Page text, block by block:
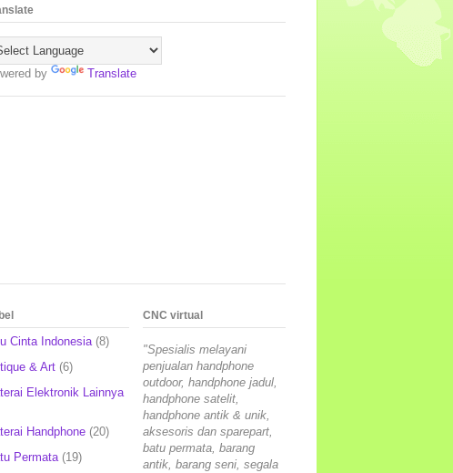
by Translate
Cinta Indonesia (8)
& Art (6)
Elektronik Lainnya
Handphone (20)
Permata (19)
CNC virtual
"Spesialis melayani
penjualan handphone
outdoor, handphone jadul,
handphone satelit,
handphone antik & unik,
aksesoris dan sparepart,
batu permata, barang
antik, barang seni, segala